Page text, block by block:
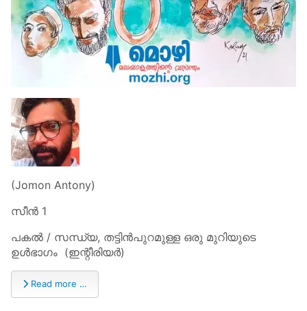
(Jomon Antony)
സീൻ 1
പകൽ / സന്ധ്യ, തട്ടിൻപുറമുള്ള ഒരു മുറിയുടെ
ഉൾഭാഗം (ഇന്റീരിയർ)
Read more …